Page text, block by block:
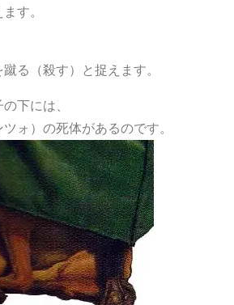
す。
る（殺す）と捉えます。
下には、
ォ）の死体があるのです。